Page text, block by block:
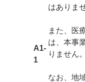
A1-
1
はありま
また、医
は、本事
りません
なお、地